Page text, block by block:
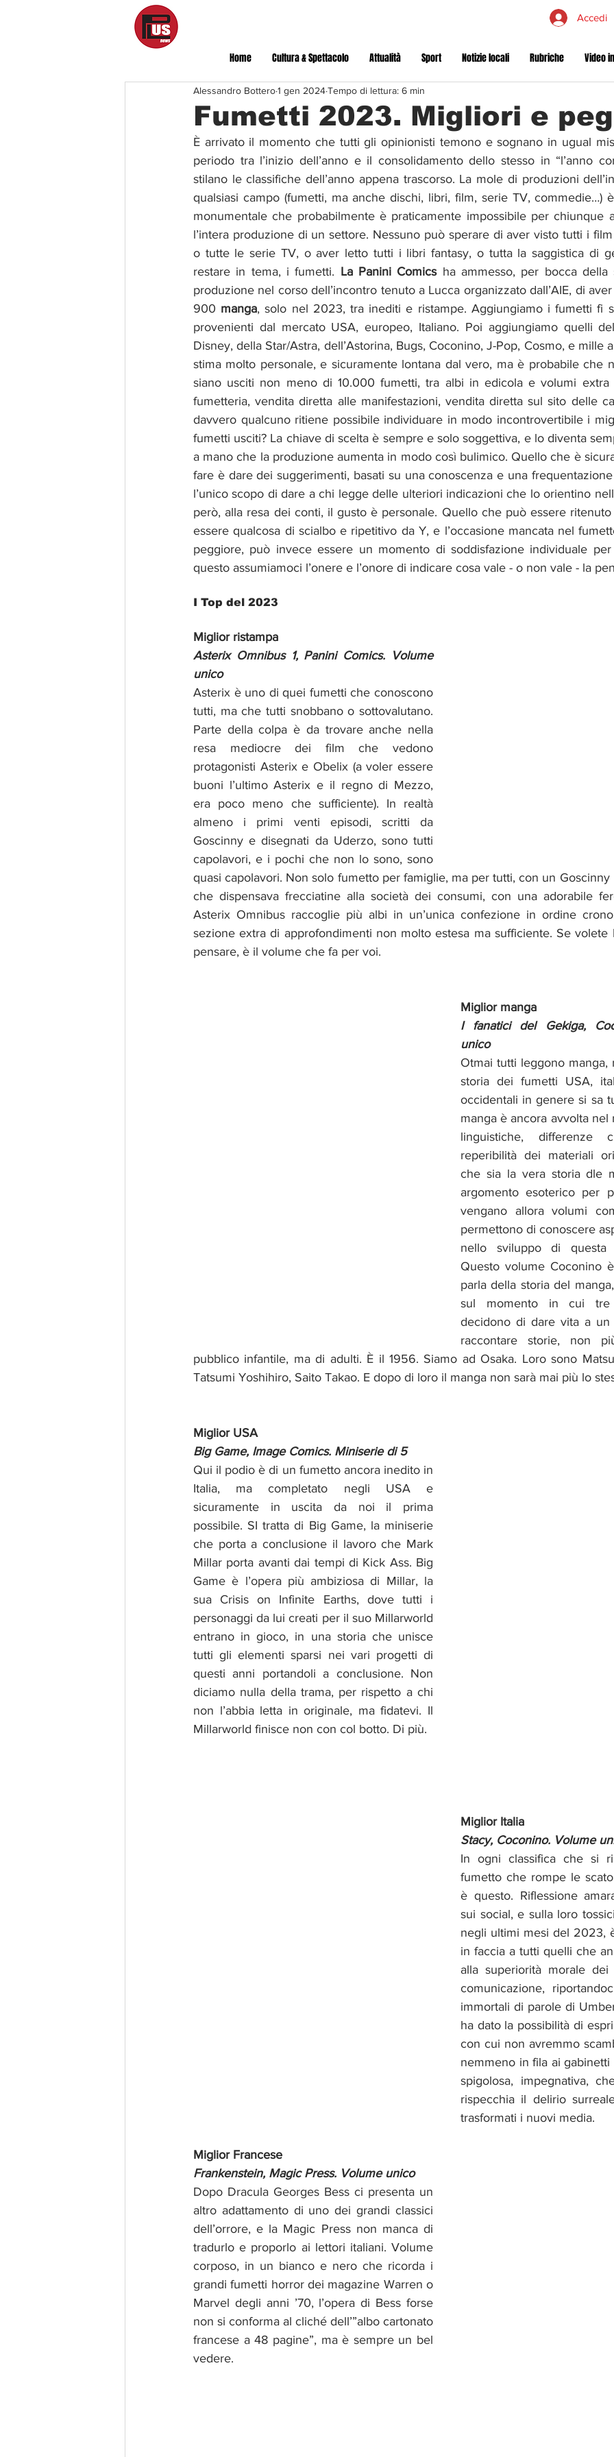
Accedi
Home Cultura & Spettacolo Attualità Sport Notizie locali Rubriche Video
Fumetti 2023. Migliori e
Alessandro Bottero1 gen 2024Tempo di lettura: 6 min
È arrivato il momento che tutti gli opinionisti temono e sognano in ugual
periodo tra l’inizio dell’anno e il consolidamento dello stesso in “l’anno
stilano le classifiche dell’anno appena trascorso. La mole di produzioni
qualsiasi campo (fumetti, ma anche dischi, libri, film, serie TV, commedie…)
monumentale che probabilmente è praticamente impossibile per chiunque
l’intera produzione di un settore. Nessuno può sperare di aver visto tutti i
o tutte le serie TV, o aver letto tutti i libri fantasy, o tutta la saggistica di
restare in tema, i fumetti. La Panini Comics ha ammesso, per bocca della
produzione nel corso dell’incontro tenuto a Lucca organizzato dall’AIE, di
900 manga, solo nel 2023, tra inediti e ristampe. Aggiungiamo i fumetti fi
provenienti dal mercato USA, europeo, Italiano. Poi aggiungiamo quelli
Disney, della Star/Astra, dell’Astorina, Bugs, Coconino, J-Pop, Cosmo, e mille
stima molto personale, e sicuramente lontana dal vero, ma è probabile che
siano usciti non meno di 10.000 fumetti, tra albi in edicola e volumi extra
fumetteria, vendita diretta alle manifestazioni, vendita diretta sul sito delle
davvero qualcuno ritiene possibile individuare in modo incontrovertibile i
fumetti usciti? La chiave di scelta è sempre e solo soggettiva, e lo diventa
a mano che la produzione aumenta in modo così bulimico. Quello che è
fare è dare dei suggerimenti, basati su una conoscenza e una
l’unico scopo di dare a chi legge delle ulteriori indicazioni che lo orientino
però, alla resa dei conti, il gusto è personale. Quello che può essere
essere qualcosa di scialbo e ripetitivo da Y, e l’occasione mancata nel
peggiore, può invece essere un momento di soddisfazione individuale
questo assumiamoci l’onere e l’onore di indicare cosa vale - o non vale - la
I Top del 2023
Miglior ristampa
Asterix Omnibus 1, Panini Comics. Volume
unico
Asterix è uno di quei fumetti che conoscono
tutti, ma che tutti snobbano o sottovalutano.
Parte della colpa è da trovare anche nella
resa mediocre dei film che vedono
protagonisti Asterix e Obelix (a voler essere
buoni l’ultimo Asterix e il regno di Mezzo,
era poco meno che sufficiente). In realtà
almeno i primi venti episodi, scritti da
Goscinny e disegnati da Uderzo, sono tutti
capolavori, e i pochi che non lo sono, sono
quasi capolavori. Non solo fumetto per famiglie, ma per tutti, con un Goscinny
che dispensava frecciatine alla società dei consumi, con una adorabile
Asterix Omnibus raccoglie più albi in un’unica confezione in ordine
sezione extra di approfondimenti non molto estesa ma sufficiente. Se
pensare, è il volume che fa per voi.
Miglior manga
I fanatici del Gekiga,
unico
Otmai tutti leggono manga,
storia dei fumetti USA,
occidentali in genere si sa
manga è ancora avvolta nel
linguistiche, differenze
reperibilità dei materiali
che sia la vera storia dle
argomento esoterico per
vengano allora volumi
permettono di conoscere
nello sviluppo di questa
Questo volume Coconino
parla della storia del
sul momento in cui tre
decidono di dare vita a
raccontare storie, non
pubblico infantile, ma di adulti. È il 1956. Siamo ad Osaka. Loro sono
Tatsumi Yoshihiro, Saito Takao. E dopo di loro il manga non sarà mai più lo
Miglior USA
Big Game, Image Comics. Miniserie di 5
Qui il podio è di un fumetto ancora inedito in
Italia, ma completato negli USA e
sicuramente in uscita da noi il prima
possibile. SI tratta di Big Game, la miniserie
che porta a conclusione il lavoro che Mark
Millar porta avanti dai tempi di Kick Ass. Big
Game è l’opera più ambiziosa di Millar, la
sua Crisis on Infinite Earths, dove tutti i
personaggi da lui creati per il suo Millarworld
entrano in gioco, in una storia che unisce
tutti gli elementi sparsi nei vari progetti di
questi anni portandoli a conclusione. Non
diciamo nulla della trama, per rispetto a chi
non l’abbia letta in originale, ma fidatevi. Il
Millarworld finisce non con col botto. Di più.
Miglior Italia
Stacy, Coconino. Volume
In ogni classifica che si
fumetto che rompe le
è questo. Riflessione
sui social, e sulla loro
negli ultimi mesi del 2023,
in faccia a tutti quelli che
alla superiorità morale
comunicazione,
immortali di parole di
ha dato la possibilità di
con cui non avremmo
nemmeno in fila ai gabinetti
spigolosa, impegnativa,
rispecchia il delirio
trasformati i nuovi media.
Miglior Francese
Frankenstein, Magic Press. Volume unico
Dopo Dracula Georges Bess ci presenta un
altro adattamento di uno dei grandi classici
dell’orrore, e la Magic Press non manca di
tradurlo e proporlo ai lettori italiani. Volume
corposo, in un bianco e nero che ricorda i
grandi fumetti horror dei magazine Warren o
Marvel degli anni ’70, l’opera di Bess forse
non si conforma al cliché dell’”albo cartonato
francese a 48 pagine”, ma è sempre un bel
vedere.